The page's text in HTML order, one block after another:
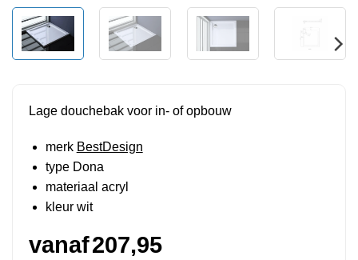
Lage douchebak voor in- of opbouw
merk BestDesign
type Dona
materiaal acryl
kleur wit
vanaf207,95